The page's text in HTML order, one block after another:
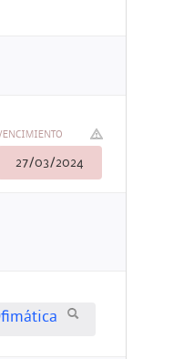
27/03/2024